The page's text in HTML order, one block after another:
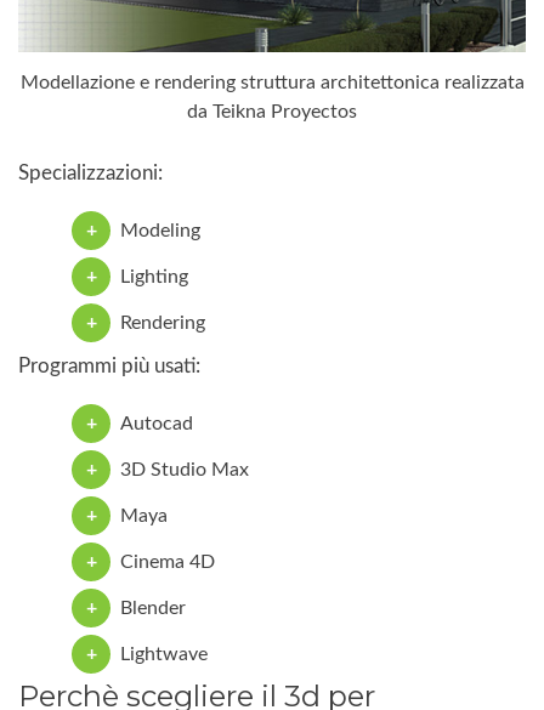
Modellazione e rendering struttura architettonica realizzata
da Teikna Proyectos
Specializzazioni:
Modeling
Lighting
Rendering
Programmi più usati:
Autocad
3D Studio Max
Maya
Cinema 4D
Blender
Lightwave
Perchè scegliere il 3d per